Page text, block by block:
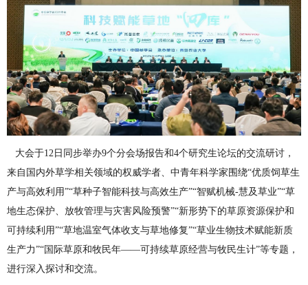
大会于12日同步举办9个分会场报告和4个研究生论坛的交流研讨，
来自国内外草学相关领域的权威学者、中青年科学家围绕“优质饲草生
产与高效利用”“草种子智能科技与高效生产”“智赋机械-慧及草业”“草
地生态保护、放牧管理与灾害风险预警”“新形势下的草原资源保护和
可持续利用”“草地温室气体收支与草地修复”“草业生物技术赋能新质
生产力”“国际草原和牧民年——可持续草原经营与牧民生计”等专题，
进行深入探讨和交流。